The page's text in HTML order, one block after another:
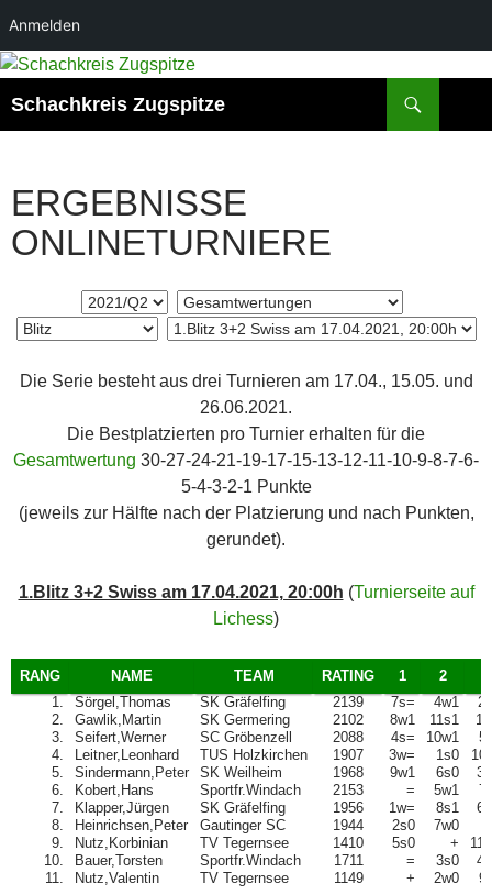
Anmelden
Zum
springen
Schachkreis Zugspitze
ERGEBNISSE
ONLINETURNIERE
Die Serie besteht aus drei Turnieren am 17.04., 15.05. und
26.06.2021.
Die Bestplatzierten pro Turnier erhalten für die
Gesamtwertung 30-27-24-21-19-17-15-13-12-11-10-9-8-7-6-
5-4-3-2-1 Punkte
(jeweils zur Hälfte nach der Platzierung und nach Punkten,
gerundet).
1.Blitz 3+2 Swiss am 17.04.2021, 20:00h (Turnierseite auf
Lichess)
RANG NAME TEAM
RATING
1.
Sörgel,Thomas SK Gräfelfing
2139
2.
Gawlik,Martin SK Germering
2102
3.
Seifert,Werner SC Gröbenzell
2088
4.
Leitner,Leonhard TUS Holzkirchen
1907
5.
Sindermann,Peter SK Weilheim
1968
6.
Kobert,Hans Sportfr.Windach
2153
7.
Klapper,Jürgen SK Gräfelfing
1956
8.
Heinrichsen,Peter Gautinger SC
1944
9.
Nutz,Korbinian TV Tegernsee
1410
10.
Bauer,Torsten Sportfr.Windach
1711
11.
Nutz,Valentin TV Tegernsee 1149
1 2
7s=
4w1
8w1
11s1
4s=
10w1
3w=
1s0
9w1
6s0
=
5w1
1w=
8s1
2s0
7w0
5s0
+
=
3s0
+
2w0